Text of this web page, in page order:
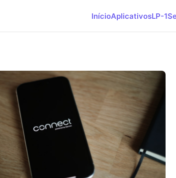
InícioAplicativosLP-1